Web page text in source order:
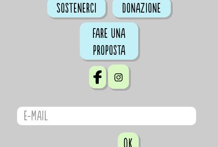
Sostenerci
Donazione
Fare una
proposta
OK